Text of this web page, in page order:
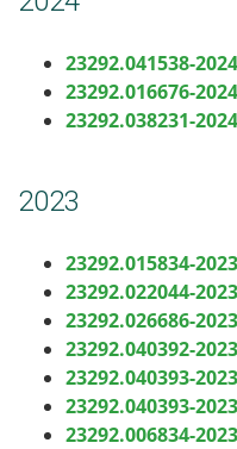
23292.041538-
23292.016676-
23292.038231-
2023
23292.015834-
23292.022044-
23292.026686-
23292.040392-
23292.040393-
23292.040393-
23292.006834-